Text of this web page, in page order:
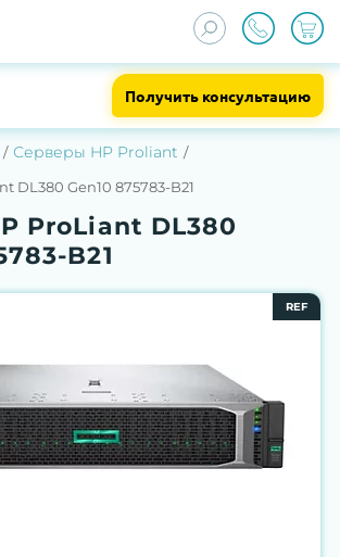
Получить консультацию
Серверы HP Proliant
DL380 Gen10 875783-B21
ProLiant DL380
B21
REF